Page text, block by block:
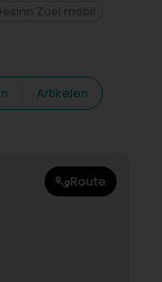
Zuel mobil
Artikelen
Route